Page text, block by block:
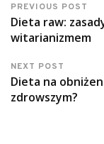
PREVIOUS POST
Dieta raw:
witarianizmem
NEXT POST
Dieta na
zdrowszym?